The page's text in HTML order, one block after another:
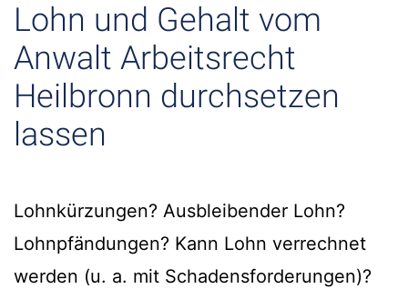
Lohn und Gehalt vom
Anwalt Arbeitsrecht
Heilbronn durchsetzen
lassen
Lohnkürzungen? Ausbleibender Lohn?
Lohnpfändungen? Kann Lohn verrechnet
werden (u. a. mit Schadensforderungen)?